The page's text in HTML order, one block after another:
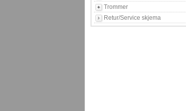
Trommer
Retur/Service skjema